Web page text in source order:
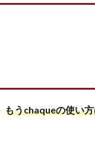
もうchaqueの使い